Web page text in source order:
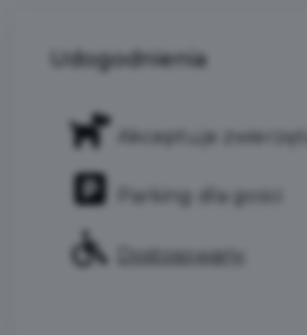
Udogodnienia
Akceptuje zwierzęta
Parking dla gości
Dostosowany